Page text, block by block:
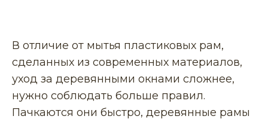
В отличие от мытья пластиковых рам,
сделанных из современных материалов,
уход за деревянными окнами сложнее,
нужно соблюдать больше правил.
Пачкаются они быстро, деревянные рамы